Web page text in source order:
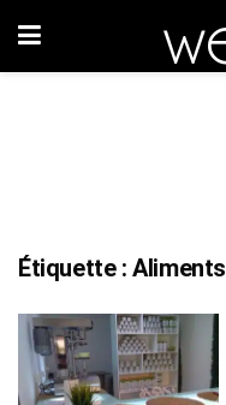
Étiquette :Aliments